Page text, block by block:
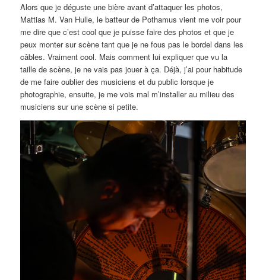
Alors que je déguste une bière avant d’attaquer les photos,
Mattias M. Van Hulle, le batteur de Pothamus vient me voir pour
me dire que c’est cool que je puisse faire des photos et que je
peux monter sur scène tant que je ne fous pas le bordel dans les
câbles. Vraiment cool. Mais comment lui expliquer que vu la
taille de scène, je ne vais pas jouer à ça. Déjà, j’ai pour habitude
de me faire oublier des musiciens et du public lorsque je
photographie, ensuite, je me vois mal m’installer au milieu des
musiciens sur une scène si petite.